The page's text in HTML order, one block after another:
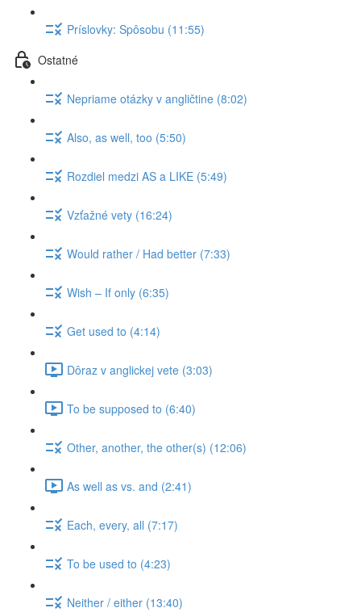
Príslovky: Spôsobu (11:55)
Ostatné
Nepriame otázky v angličtine (8:02)
Also, as well, too (5:50)
Rozdiel medzi AS a LIKE (5:49)
Vzťažné vety (16:24)
Would rather / Had better (7:33)
Wish – If only (6:35)
Get used to (4:14)
Dôraz v anglickej vete (3:03)
To be supposed to (6:40)
Other, another, the other(s) (12:06)
As well as vs. and (2:41)
Each, every, all (7:17)
To be used to (4:23)
Neither / either (13:40)